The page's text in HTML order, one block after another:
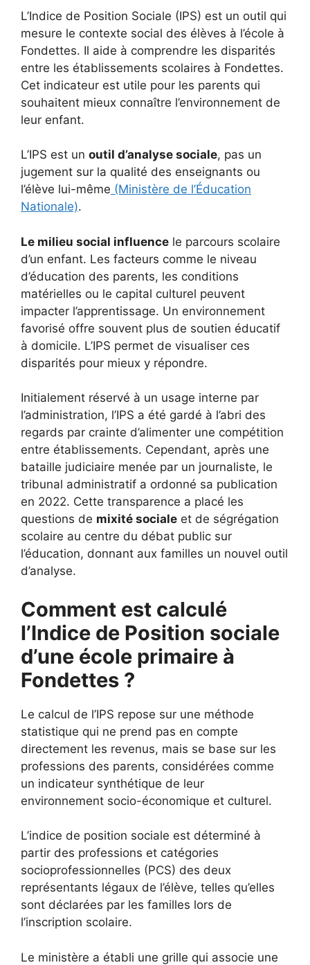
L’Indice de Position Sociale (IPS) est un outil qui
mesure le contexte social des élèves à l’école à
Fondettes. Il aide à comprendre les disparités
entre les établissements scolaires à Fondettes.
Cet indicateur est utile pour les parents qui
souhaitent mieux connaître l’environnement de
leur enfant.
L’IPS est un outil d’analyse sociale, pas un
jugement sur la qualité des enseignants ou
l’élève lui-même (Ministère de l’Éducation
Nationale).
Le milieu social influence le parcours scolaire
d’un enfant. Les facteurs comme le niveau
d’éducation des parents, les conditions
matérielles ou le capital culturel peuvent
impacter l’apprentissage. Un environnement
favorisé offre souvent plus de soutien éducatif
à domicile. L’IPS permet de visualiser ces
disparités pour mieux y répondre.
Initialement réservé à un usage interne par
l’administration, l’IPS a été gardé à l’abri des
regards par crainte d’alimenter une compétition
entre établissements. Cependant, après une
bataille judiciaire menée par un journaliste, le
tribunal administratif a ordonné sa publication
en 2022. Cette transparence a placé les
questions de mixité sociale et de ségrégation
scolaire au centre du débat public sur
l’éducation, donnant aux familles un nouvel outil
d’analyse.
Comment est calculé
l’Indice de Position sociale
d’une école primaire à
Fondettes ?
Le calcul de l’IPS repose sur une méthode
statistique qui ne prend pas en compte
directement les revenus, mais se base sur les
professions des parents, considérées comme
un indicateur synthétique de leur
environnement socio-économique et culturel.
L’indice de position sociale est déterminé à
partir des professions et catégories
socioprofessionnelles (PCS) des deux
représentants légaux de l’élève, telles qu’elles
sont déclarées par les familles lors de
l’inscription scolaire.
Le ministère a établi une grille qui associe une